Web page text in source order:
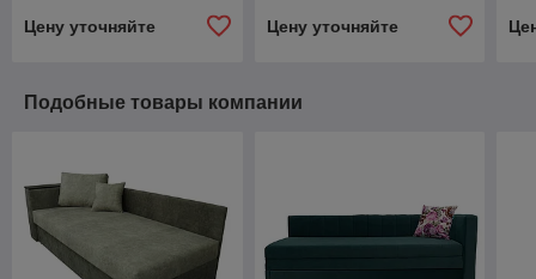
Цену уточняйте Цену уточняйте
Подобные товары компании